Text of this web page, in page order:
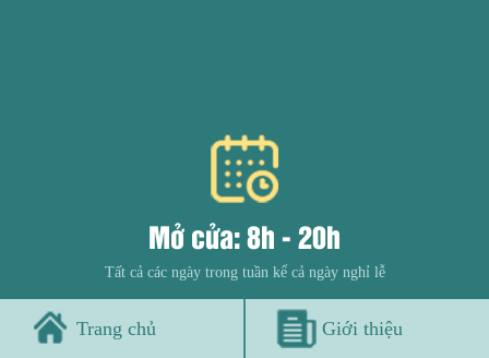
Mở cửa: 8h - 20h
Tất cả các ngày trong tuần kể cả ngày nghỉ lễ
Trang chủ Giới thiệu